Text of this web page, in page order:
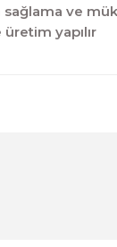
ve
yapılır